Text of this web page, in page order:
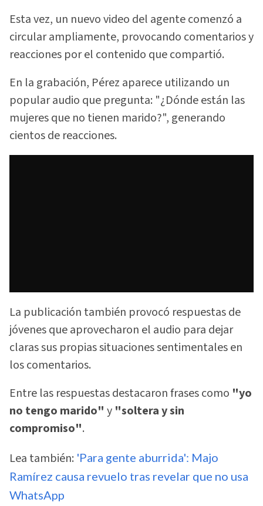
Esta vez, un nuevo video del agente comenzó a
circular ampliamente, provocando comentarios y
reacciones por el contenido que compartió.
En la grabación, Pérez aparece utilizando un
popular audio que pregunta: "¿Dónde están las
mujeres que no tienen marido?", generando
cientos de reacciones.
La publicación también provocó respuestas de
jóvenes que aprovecharon el audio para dejar
claras sus propias situaciones sentimentales en
los comentarios.
Entre las respuestas destacaron frases como "yo
no tengo marido" y "soltera y sin
compromiso".
Lea también: 'Para gente aburrida': Majo
Ramírez causa revuelo tras revelar que no usa
WhatsApp